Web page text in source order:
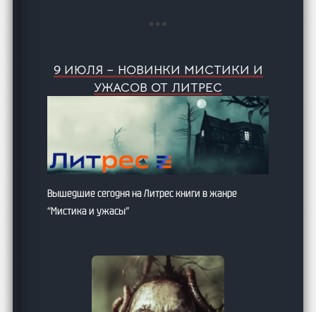
9 ИЮЛЯ – НОВИНКИ МИСТИКИ И
УЖАСОВ ОТ ЛИТРЕС
Вышедшие сегодня на Литрес книги в жанре
“Мистика и ужасы”